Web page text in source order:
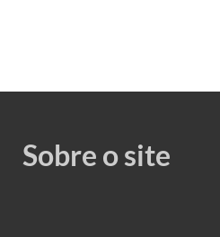
Sobre o site